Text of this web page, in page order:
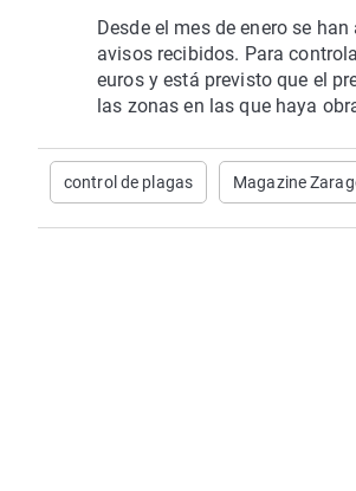
Desde el mes de enero se
avisos recibidos. Para
euros y está previsto que el
las zonas en las que haya
control de plagas Magazine